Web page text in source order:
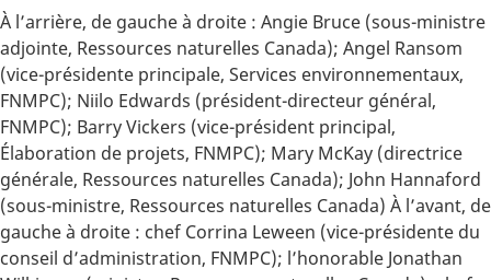
À l’arrière, de gauche à droite : Angie Bruce (sous-ministre
adjointe, Ressources naturelles Canada); Angel Ransom
(vice-présidente principale, Services environnementaux,
FNMPC); Niilo Edwards (président-directeur général,
FNMPC); Barry Vickers (vice-président principal,
Élaboration de projets, FNMPC); Mary McKay (directrice
générale, Ressources naturelles Canada); John Hannaford
(sous-ministre, Ressources naturelles Canada) À l’avant, de
gauche à droite : chef Corrina Leween (vice-présidente du
conseil d’administration, FNMPC); l’honorable Jonathan